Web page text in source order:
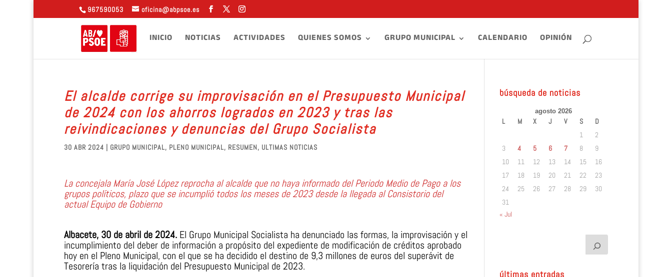
967590053 oficina@abpsoe.es
INICIO NOTICIAS ACTIVIDADES QUIENES SOMOS GRUPO MUNICIPAL CALENDARIO OPINIÓN
El alcalde corrige su improvisación en el Presupuesto Municipal
de 2024 con los ahorros logrados en 2023 y tras las
reivindicaciones y denuncias del Grupo Socialista
30 ABR 2024 | GRUPO MUNICIPAL, PLENO MUNICIPAL, RESUMEN, ULTIMAS NOTICIAS
La concejala María José López reprocha al alcalde que no haya informado del Periodo Medio de Pago a los
grupos políticos, plazo que se incumplió todos los meses de 2023 desde la llegada al Consistorio del
actual Equipo de Gobierno
Albacete, 30 de abril de 2024.El Grupo Municipal Socialista ha denunciado las formas, la improvisación y el
incumplimiento del deber de información a propósito del expediente de modificación de créditos aprobado
hoy en el Pleno Municipal, con el que se ha decidido el destino de 9,3 millones de euros del superávit de
Tesorería tras la liquidación del Presupuesto Municipal de 2023.
búsqueda de noticias
agosto 2026
L M X J V S
D
1
2
3
4 5 6 7 8
9
10
11 12 13 14 15
16
17
18 19 20 21 22
23
24
25 26 27 28 29
30
31
« Jul
últimas entradas